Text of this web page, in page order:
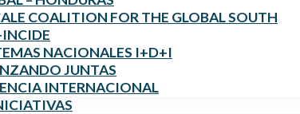
COALITION FOR THE GLOBAL SOUTH
NACIONALES I+D+I
JUNTAS
INTERNACIONAL